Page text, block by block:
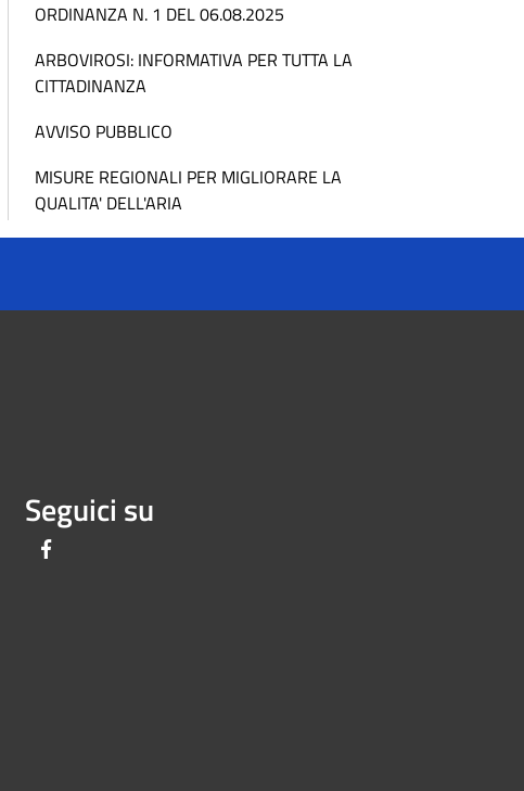
ORDINANZA N. 1 DEL 06.08.2025
ARBOVIROSI: INFORMATIVA PER TUTTA LA
CITTADINANZA
AVVISO PUBBLICO
MISURE REGIONALI PER MIGLIORARE LA
QUALITA' DELL'ARIA
Seguici su